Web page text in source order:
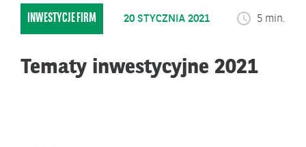
INWESTYCJE FIRM 20 STYCZNIA 2021 5 min.
Tematy inwestycyjne 2021